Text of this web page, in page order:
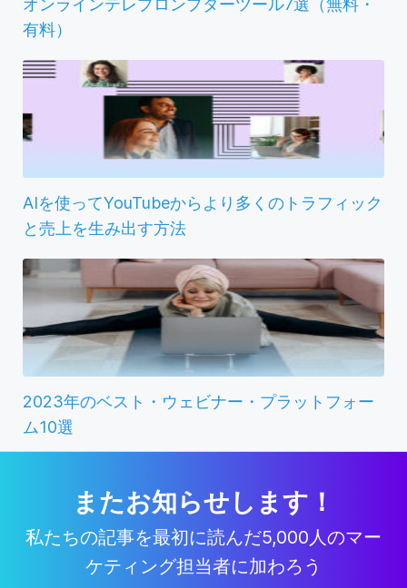
オンラインテレプロンプターツール7選（無料・
有料）
AIを使ってYouTubeからより多くのトラフィック
と売上を生み出す方法
2023年のベスト・ウェビナー・プラットフォー
ム10選
またお知らせします！
私たちの記事を最初に読んだ5,000人のマー
ケティング担当者に加わろう